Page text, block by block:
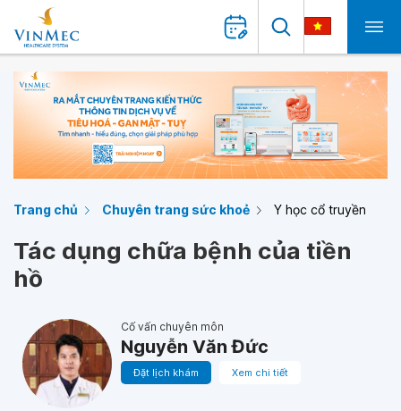
Trang chủ Chuyên trang sức khoẻ Y học cổ truyền
Tác dụng chữa bệnh của tiền
hồ
Cố vấn chuyên môn
Nguyễn Văn Đức
Đặt lịch khám Xem chi tiết